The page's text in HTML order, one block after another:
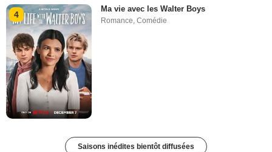
4
Ma vie avec les Walter Boys
Romance,Comédie
Saisons inédites bientôt diffusées